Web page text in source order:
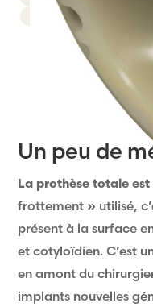
Un peu de
La prothèse totale
frottement » utilisé,
présent à la surface
et cotyloïdien. C’est
en amont du
implants nouvelles